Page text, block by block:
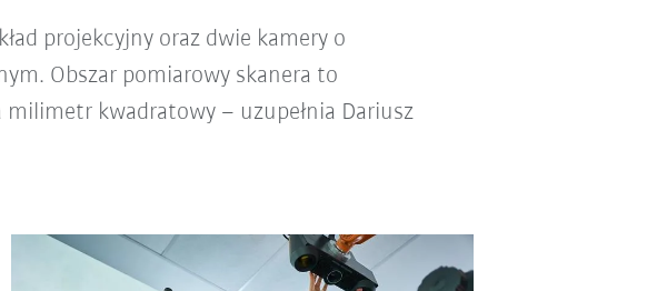
projekcyjny oraz dwie kamery o
Obszar pomiarowy skanera to
kwadratowy – uzupełnia Dariusz